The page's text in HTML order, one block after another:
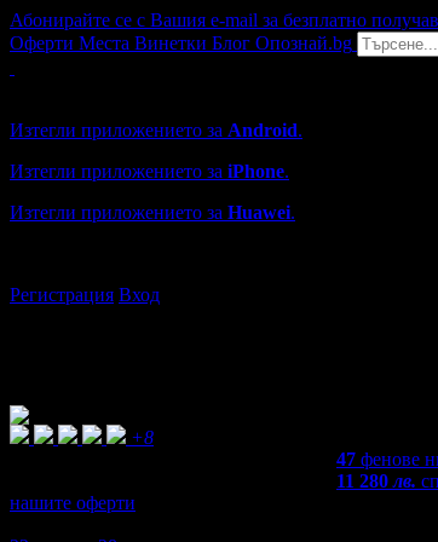
Абонирайте се с Вашия e-mail за безплатно
Оферти Места Винетки Блог Опознай.bg
Изтегли приложението за Android.
Изтегли приложението за iPhone.
Изтегли приложението за Huawei.
Регистрация Вход
+8
47 фенове
11 280лв.
нашите оферти